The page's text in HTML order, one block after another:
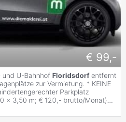
€ 99,-
und U-Bahnhof Floridsdorf entfernt
zur Vermietung. * KEINE
Parkplatz
x 3,50 m; € 120,- brutto/Monat)...